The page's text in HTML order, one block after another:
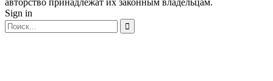
Sign in